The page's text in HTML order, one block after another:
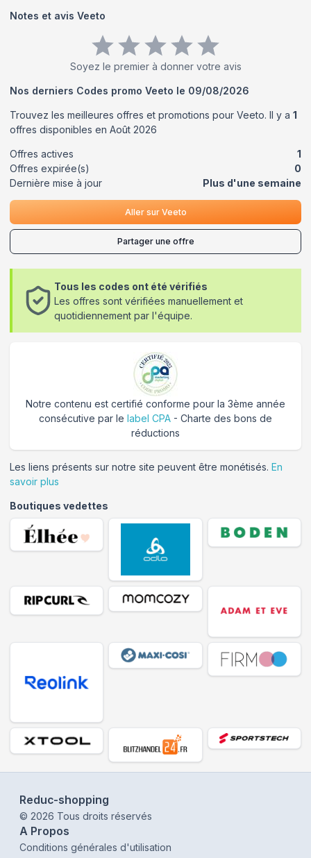
Notes et avis Veeto
Soyez le premier à donner votre avis
Nos derniers Codes promo Veeto le 09/08/2026
Trouvez les meilleures offres et promotions pour Veeto. Il y a 1
offres disponibles en Août 2026
Offres actives
1
Offres expirée(s)
0
Dernière mise à jour
Plus d'une semaine
Aller sur Veeto
Partager une offre
Tous les codes ont été vérifiés
Les offres sont vérifiées manuellement et
quotidiennement par l'équipe.
Notre contenu est certifié conforme pour la 3ème année
consécutive par le label CPA - Charte des bons de
réductions
Les liens présents sur notre site peuvent être monétisés. En
savoir plus
Boutiques vedettes
Reduc-shopping
© 2026 Tous droits réservés
A Propos
Conditions générales d'utilisation